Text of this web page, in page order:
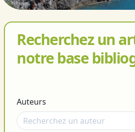
Recherchez un
notre base
Auteurs